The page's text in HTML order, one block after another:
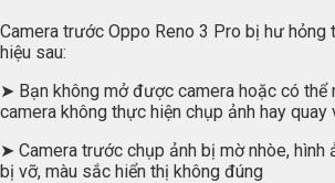
Camera trước Oppo Reno 3 Pro bị hư hỏng
hiệu sau:
➤ Bạn không mở được camera hoặc có thể
camera không thực hiện chụp ảnh hay
➤ Camera trước chụp ảnh bị mờ nhòe, hình
bị vỡ, màu sắc hiển thị không đúng